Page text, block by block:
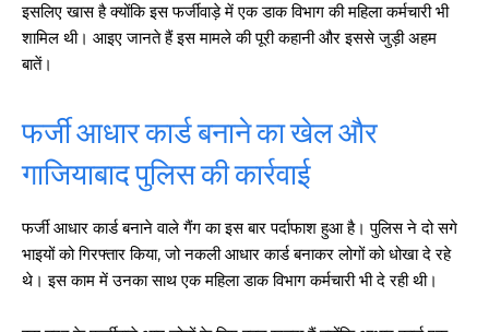
इसलिए खास है क्योंकि इस फर्जीवाड़े में एक डाक विभाग की महिला कर्मचारी भी
शामिल थी। आइए जानते हैं इस मामले की पूरी कहानी और इससे जुड़ी अहम
बातें।
फर्जी आधार कार्ड बनाने का खेल और
गाजियाबाद पुलिस की कार्रवाई
फर्जी आधार कार्ड बनाने वाले गैंग का इस बार पर्दाफाश हुआ है। पुलिस ने दो सगे
भाइयों को गिरफ्तार किया, जो नकली आधार कार्ड बनाकर लोगों को धोखा दे रहे
थे। इस काम में उनका साथ एक महिला डाक विभाग कर्मचारी भी दे रही थी।